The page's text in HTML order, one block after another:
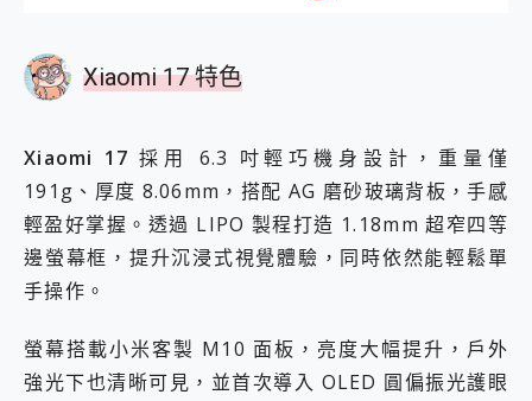
Xiaomi 17 特色
Xiaomi 17 採用 6.3 吋輕巧機身設計，重量僅
191g、厚度 8.06mm，搭配 AG 磨砂玻璃背板，手感
輕盈好掌握。透過 LIPO 製程打造 1.18mm 超窄四等
邊螢幕框，提升沉浸式視覺體驗，同時依然能輕鬆單
手操作。
螢幕搭載小米客製 M10 面板，亮度大幅提升，戶外
強光下也清晰可見，並首次導入 OLED 圓偏振光護眼